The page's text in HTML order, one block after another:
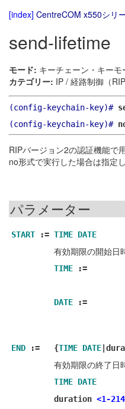
[index] CentreCOM x550シリ
send-lifetime
モード: キーチェーン・キーモ
カテゴリー: IP / 経路制御（RIP
(config-keychain-key)#
(config-keychain-key)#
RIPバージョン2の認証機能で
no形式で実行した場合は指定
パラメーター
START := TIME DATE
有効期限の開始日
TIME :=
DATE :=
END := {TIME DATE
有効期限の終了日
TIME DATE
duration <1-